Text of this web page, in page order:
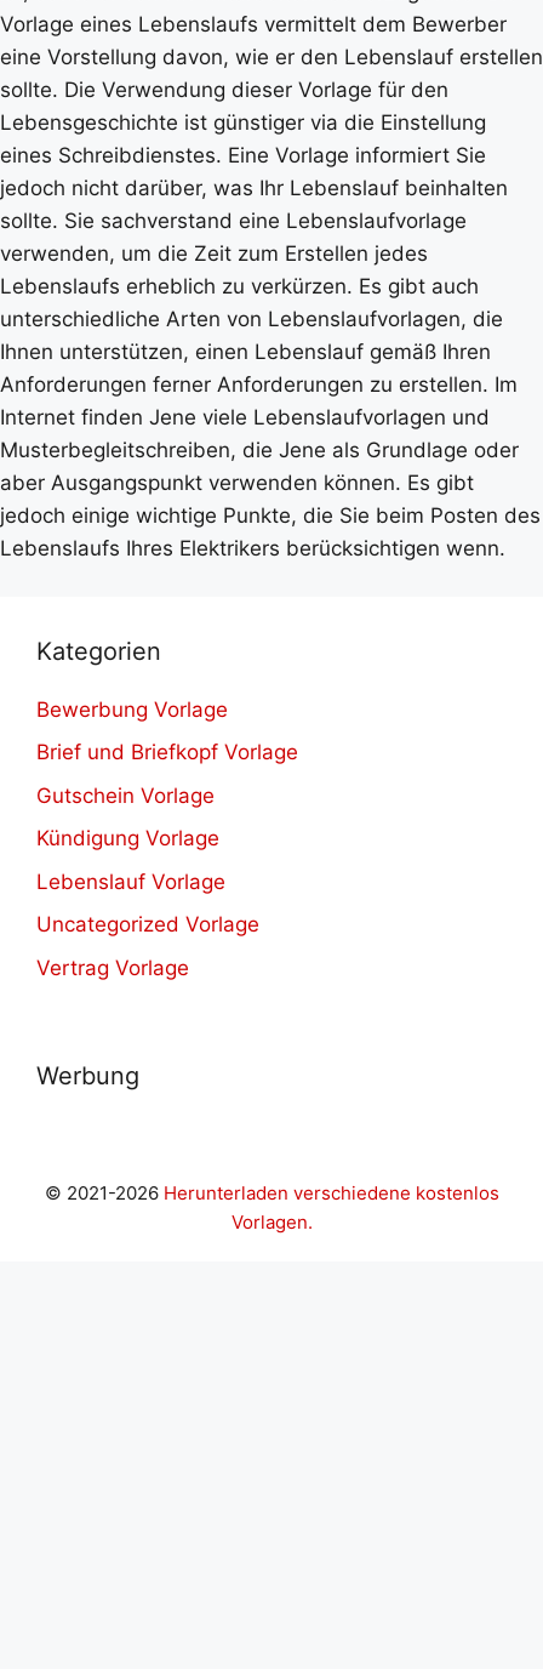
Vorlage eines Lebenslaufs vermittelt dem Bewerber
eine Vorstellung davon, wie er den Lebenslauf erstellen
sollte. Die Verwendung dieser Vorlage für den
Lebensgeschichte ist günstiger via die Einstellung
eines Schreibdienstes. Eine Vorlage informiert Sie
jedoch nicht darüber, was Ihr Lebenslauf beinhalten
sollte. Sie sachverstand eine Lebenslaufvorlage
verwenden, um die Zeit zum Erstellen jedes
Lebenslaufs erheblich zu verkürzen. Es gibt auch
unterschiedliche Arten von Lebenslaufvorlagen, die
Ihnen unterstützen, einen Lebenslauf gemäß Ihren
Anforderungen ferner Anforderungen zu erstellen. Im
Internet finden Jene viele Lebenslaufvorlagen und
Musterbegleitschreiben, die Jene als Grundlage oder
aber Ausgangspunkt verwenden können. Es gibt
jedoch einige wichtige Punkte, die Sie beim Posten des
Lebenslaufs Ihres Elektrikers berücksichtigen wenn.
Kategorien
Bewerbung Vorlage
Brief und Briefkopf Vorlage
Gutschein Vorlage
Kündigung Vorlage
Lebenslauf Vorlage
Uncategorized Vorlage
Vertrag Vorlage
Werbung
© 2021-2026 Herunterladen verschiedene kostenlos
Vorlagen.